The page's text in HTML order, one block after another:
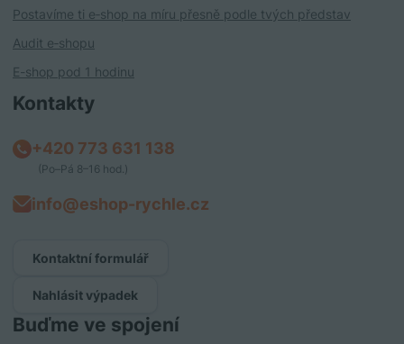
Postavíme ti e‑shop na míru přesně podle tvých představ
Audit e‑shopu
E-shop pod 1 hodinu
Kontakty
+420 773 631 138
(Po–Pá 8–16 hod.)
info@eshop-rychle.cz
Kontaktní formulář
Nahlásit výpadek
Buďme ve spojení